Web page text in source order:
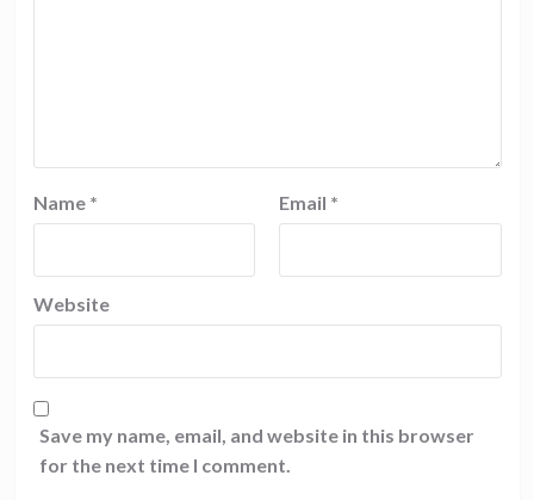
Name * Email *
Website
Save my name, email, and website in this browser
for the next time I comment.